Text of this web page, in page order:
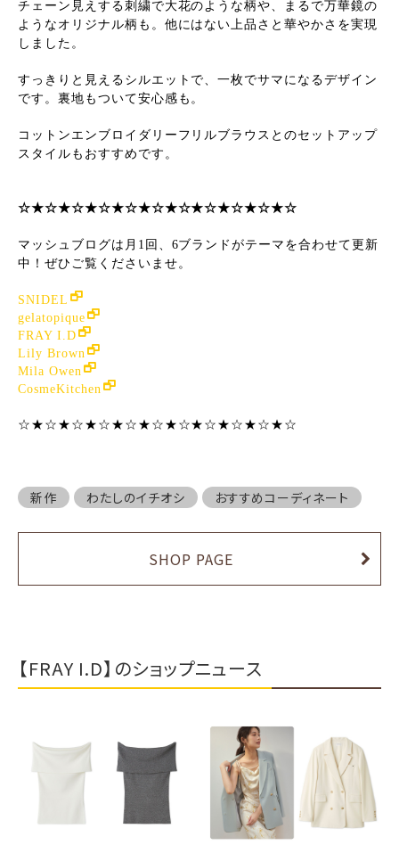
チェーン見えする刺繍で大花のような柄や、まるで万華鏡の
ようなオリジナル柄も。他にはない上品さと華やかさを実現
しました。
すっきりと見えるシルエットで、一枚でサマになるデザイン
です。裏地もついて安心感も。
コットンエンブロイダリーフリルブラウスとのセットアップ
スタイルもおすすめです。
☆★☆★☆★☆★☆★☆★☆★☆★☆★☆★☆
マッシュブログは月1回、6ブランドがテーマを合わせて更新
中！ぜひご覧くださいませ。
SNIDEL
gelatopique
FRAY I.D
Lily Brown
Mila Owen
CosmeKitchen
☆★☆★☆★☆★☆★☆★☆★☆★☆★☆★☆
新作 わたしのイチオシ おすすめコーディネート
SHOP PAGE
【FRAY I.D】のショップニュース